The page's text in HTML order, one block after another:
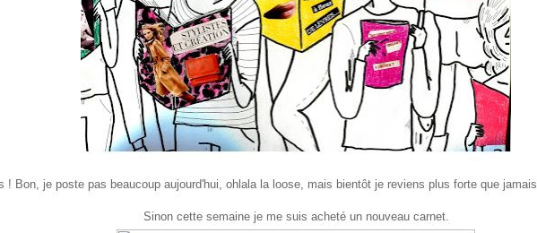
! Bon, je poste pas beaucoup aujourd'hui, ohlala la loose, mais bientôt je reviens plus forte que
Sinon cette semaine je me suis acheté un nouveau carnet.